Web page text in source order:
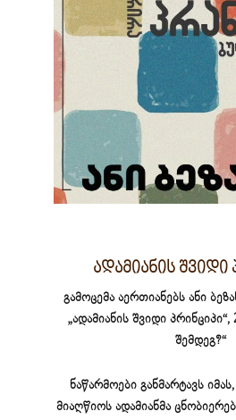
ადამიანის შვიდი
გამოცემა აერთიანებს ანი
„ადამიანის შვიდი
შემდეგ?“
ნაწარმოები განმარტავს
მიაღწიოს ადამიანმა